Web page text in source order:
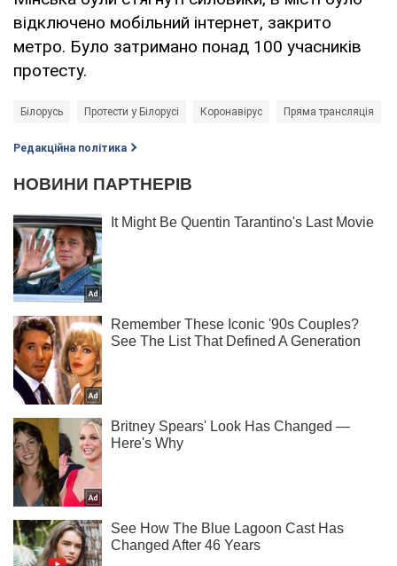
відключено мобільний інтернет, закрито
метро. Було затримано понад 100 учасників
протесту.
Білорусь Протести у Білорусі Коронавірус Пряма трансляція
Редакційна політика